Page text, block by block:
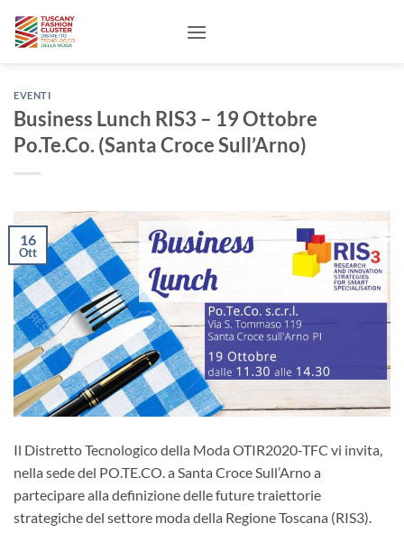
EVENTI
Business Lunch RIS3 – 19 Ottobre
Po.Te.Co. (Santa Croce Sull’Arno)
16
Ott
Il Distretto Tecnologico della Moda OTIR2020-TFC vi invita,
nella sede del PO.TE.CO. a Santa Croce Sull’Arno a
partecipare alla definizione delle future traiettorie
strategiche del settore moda della Regione Toscana (RIS3).